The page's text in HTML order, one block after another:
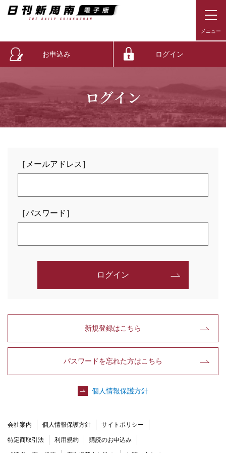
お申込み ログイン
ログイン
［メールアドレス］
［パスワード］
ログイン
新規登録はこちら
パスワードを忘れた方はこちら
個人情報保護方針
会社案内 個人情報保護方針 サイトポリシー
特定商取引法 利用規約 購読のお申込み